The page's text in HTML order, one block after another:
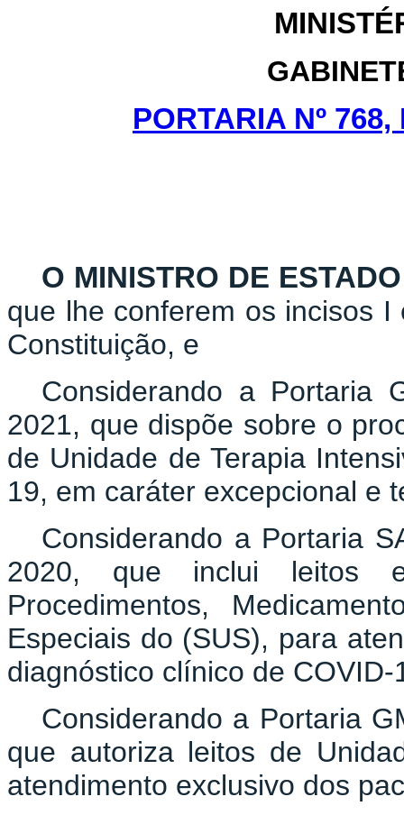
PORTARIA Nº
O MINISTRO DE
que lhe conferem os incisos
Constituição, e
Considerando a Portaria
2021, que dispõe sobre o
de Unidade de Terapia
19, em caráter excepcional e
Considerando a Portaria
2020, que inclui leitos
Procedimentos,
Especiais do (SUS), para
diagnóstico clínico de COVID-
Considerando a Portaria
que autoriza leitos de
atendimento exclusivo dos